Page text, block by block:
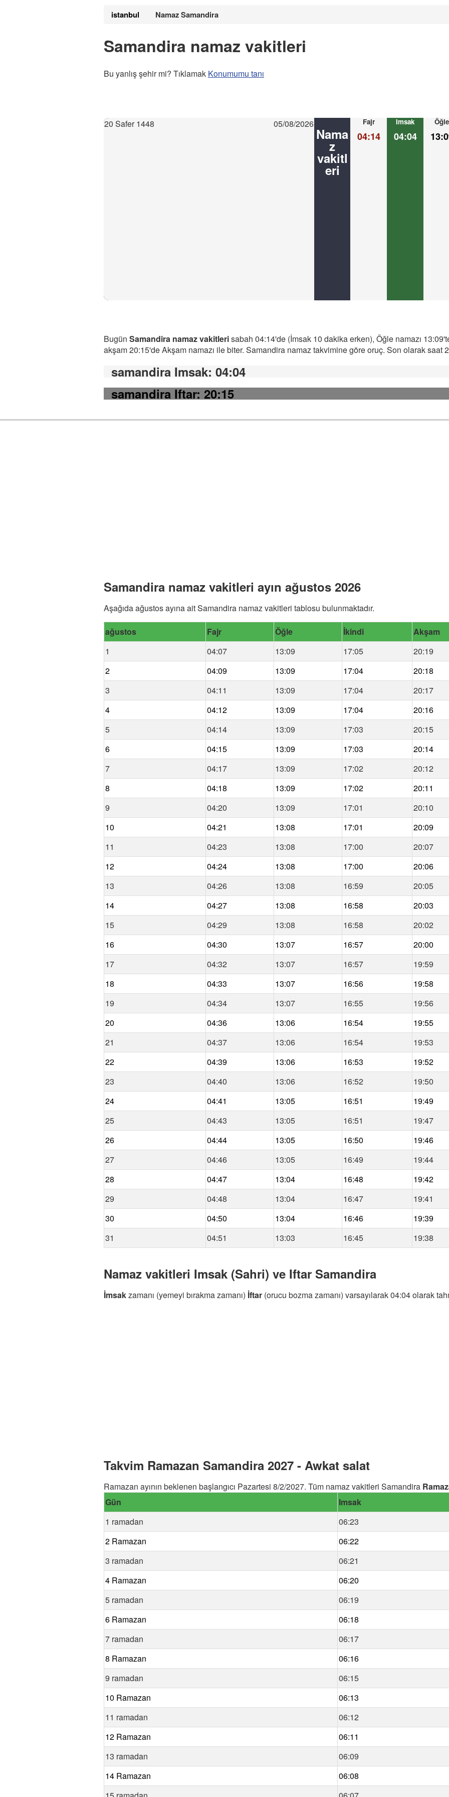
istanbul Namaz Samandira
Samandira namaz vakitleri
Bu yanlış şehir mi? Tıklamak Konumumu tanı
20 Safer 1448 05/08/2026
Nama
z
vakitl
eri
Fajr
04:14
Imsak
04:04
Öğle
Bugün Samandira namaz vakitlerisabah 04:14'de (İmsak 10 dakika erken), Öğle namazı
akşam 20:15'de Akşam namazı ile biter. Samandira namaz takvimine göre oruç. Son olarak saat
samandira Imsak: 04:04
samandira Iftar: 20:15
Samandira namaz vakitleri ayın ağustos 2026
Aşağıda ağustos ayına ait Samandira namaz vakitleri tablosu bulunmaktadır.
ağustos Fajr Öğle İkindi Akşam
1
04:07 13:09 17:05 20:19
2
04:09 13:09 17:04 20:18
3
04:11 13:09 17:04 20:17
4
04:12 13:09 17:04 20:16
5
04:14 13:09 17:03 20:15
6
04:15 13:09 17:03 20:14
7
04:17 13:09 17:02 20:12
8
04:18 13:09 17:02 20:11
9
04:20 13:09 17:01 20:10
10
04:21 13:08 17:01 20:09
11
04:23 13:08 17:00 20:07
12
04:24 13:08 17:00 20:06
13
04:26 13:08 16:59 20:05
14
04:27 13:08 16:58 20:03
15
04:29 13:08 16:58 20:02
16
04:30 13:07 16:57 20:00
17
04:32 13:07 16:57 19:59
18
04:33 13:07 16:56 19:58
19
04:34 13:07 16:55 19:56
20
04:36 13:06 16:54 19:55
21
04:37 13:06 16:54 19:53
22
04:39 13:06 16:53 19:52
23
04:40 13:06 16:52 19:50
24
04:41 13:05 16:51 19:49
25
04:43 13:05 16:51 19:47
26
04:44 13:05 16:50 19:46
27
04:46 13:05 16:49 19:44
28
04:47 13:04 16:48 19:42
29
04:48 13:04 16:47 19:41
30
04:50 13:04 16:46 19:39
31
04:51 13:03 16:45 19:38
Namaz vakitleri Imsak (Sahri) ve Iftar Samandira
İmsakzamanı (yemeyi bırakma zamanı) İftar (orucu bozma zamanı) varsayılarak 04:04 olarak
Takvim Ramazan Samandira 2027 - Awkat salat
Ramazan ayının beklenen başlangıcı Pazartesi 8/2/2027. Tüm namaz vakitleri Samandira
Gün
Imsak
1 ramadan
06:23
2 Ramazan
06:22
3 ramadan
06:21
4 Ramazan
06:20
5 ramadan
06:19
6 Ramazan
06:18
7 ramadan
06:17
8 Ramazan
06:16
9 ramadan
06:15
10 Ramazan
06:13
11 ramadan
06:12
12 Ramazan
06:11
13 ramadan
06:09
14 Ramazan
06:08